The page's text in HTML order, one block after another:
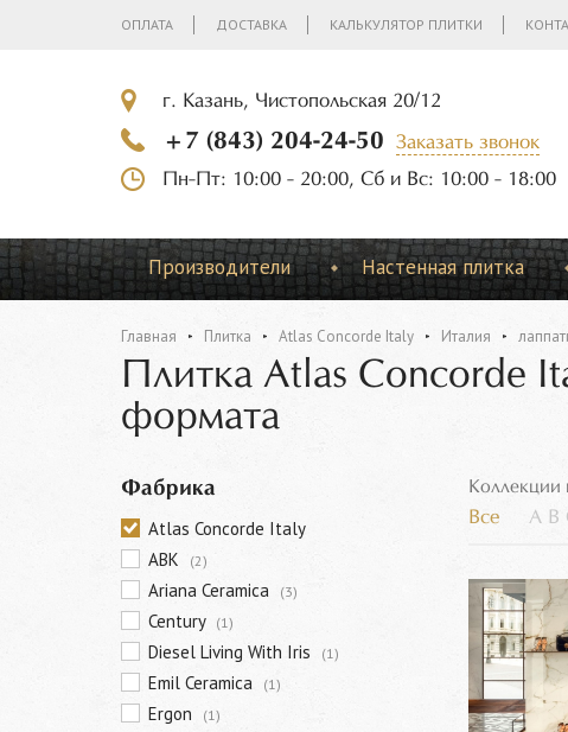
ОПЛАТА ДОСТАВКА КАЛЬКУЛЯТОР ПЛИТКИ
г. Казань, Чистопольская 20/12
+7 (843) 204-24-50
Заказать звонок
Пн-Пт: 10:00 - 20:00, Сб и Вс: 10:00 - 18:00
Производители Настенная плитка
Главная Плитка Atlas Concorde Italy Италия
Плитка Atlas Concorde
формата
Фабрика
Atlas Concorde Italy
ABK
(2)
Ariana Ceramica (3)
Century (1)
Diesel Living With Iris (1)
Emil Ceramica (1)
Ergon (1)
Коллекции
Все A B